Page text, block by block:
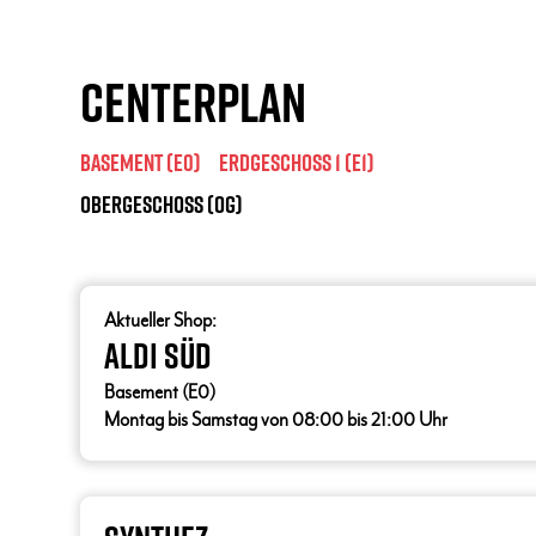
Centerplan
Basement (E0)
Erdgeschoss 1 (E1)
Obergeschoss (OG)
Aktueller Shop:
ALDI SÜD
Basement (E0)
Montag bis Samstag von 08:00 bis 21:00 Uhr